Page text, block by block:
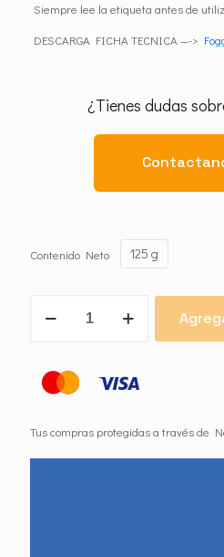
Siempre lee la etiqueta antes de
DESCARGA FICHA TECNICA —->
¿Tienes dudas
Contenido Neto 125 g
EXTRA
Tus compras protegidas a través de